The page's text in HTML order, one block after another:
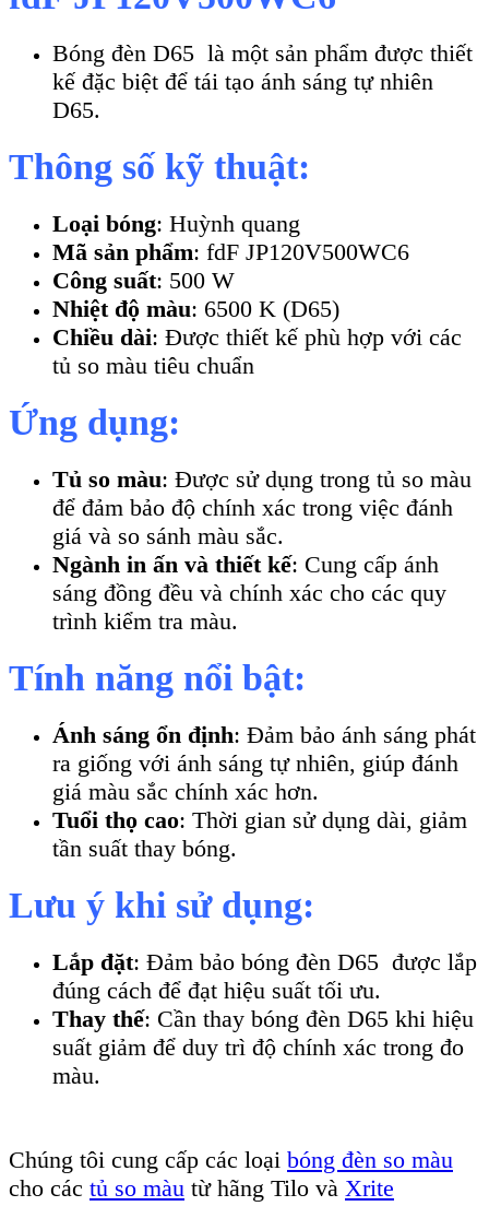
Bóng đèn D65 là một sản phẩm được thiết
kế đặc biệt để tái tạo ánh sáng tự nhiên
D65.
Thông số kỹ thuật:
Loại bóng: Huỳnh quang
Mã sản phẩm: fdF JP120V500WC6
Công suất: 500 W
Nhiệt độ màu: 6500 K (D65)
Chiều dài: Được thiết kế phù hợp với các
tủ so màu tiêu chuẩn
Ứng dụng:
Tủ so màu: Được sử dụng trong tủ so màu
để đảm bảo độ chính xác trong việc đánh
giá và so sánh màu sắc.
Ngành in ấn và thiết kế: Cung cấp ánh
sáng đồng đều và chính xác cho các quy
trình kiểm tra màu.
Tính năng nổi bật:
Ánh sáng ổn định: Đảm bảo ánh sáng phát
ra giống với ánh sáng tự nhiên, giúp đánh
giá màu sắc chính xác hơn.
Tuổi thọ cao: Thời gian sử dụng dài, giảm
tần suất thay bóng.
Lưu ý khi sử dụng:
Lắp đặt: Đảm bảo bóng đèn D65 được lắp
đúng cách để đạt hiệu suất tối ưu.
Thay thế: Cần thay bóng đèn D65 khi hiệu
suất giảm để duy trì độ chính xác trong đo
màu.
Chúng tôi cung cấp các loại bóng đèn so màu
cho các tủ so màu từ hãng Tilo và Xrite